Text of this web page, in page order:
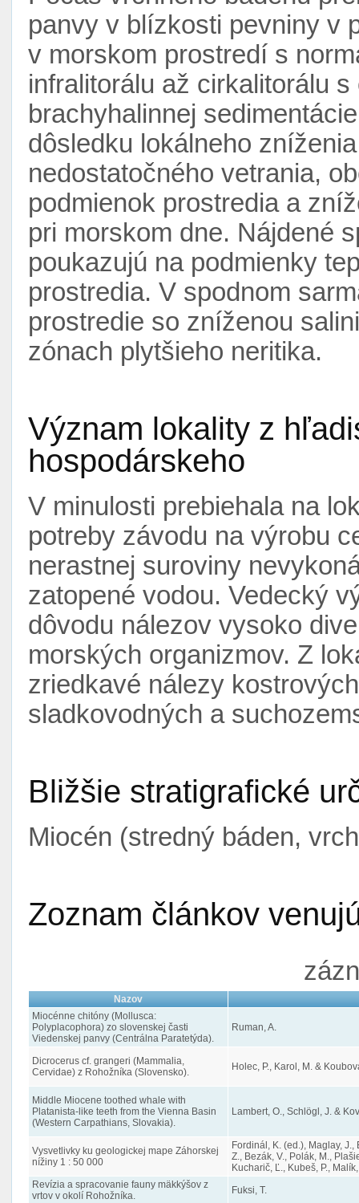
panvy v blízkosti pevniny v
v morskom prostredí s
infralitorálu až cirkalitorálu
brachyhalinnej
dôsledku lokálneho
nedostatočného vetrania,
podmienok prostredia a
pri morskom dne. Nájdené
poukazujú na podmienky
prostredia. V spodnom
prostredie so zníženou
zónach plytšieho neritika.
Význam lokality z
hospodárskeho
V minulosti prebiehala na
potreby závodu na výrobu
nerastnej suroviny
zatopené vodou. Vedecký
dôvodu nálezov vysoko
morských organizmov. Z
zriedkavé nálezy
sladkovodných a
Bližšie stratigrafické
Miocén (stredný báden,
Zoznam článkov
Nazov
Miocénne chitóny (Mollusca:
Polyplacophora) zo slovenskej časti
Viedenskej panvy (Centrálna Paratetýda).
Ruman, A.
Dicrocerus cf. grangeri (Mammalia,
Cervidae) z Rohožníka (Slovensko).
Holec, P., Karol, M. &
Middle Miocene toothed whale with
Platanista-like teeth from the Vienna Basin
(Western Carpathians, Slovakia).
Lambert, O., Schlögl, J. &
Vysvetlivky ku geologickej mape Záhorskej
nížiny 1 : 50 000
Fordinál, K. (ed.), Maglay, J.,
Z., Bezák, V., Polák, M.,
Kucharič, Ľ., Kubeš, P.,
Revízia a spracovanie fauny mäkkýšov z
vrtov v okolí Rohožníka.
Fuksi, T.